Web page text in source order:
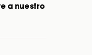
a nuestro